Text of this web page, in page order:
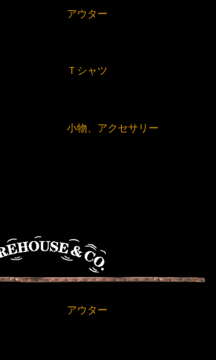
アウター
Ｔシャツ
小物、アクセサリー
アウター